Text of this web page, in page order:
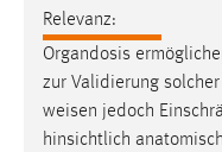
Relevanz:
Organdosis
zur Validierung
weisen jedoch
hinsichtlich